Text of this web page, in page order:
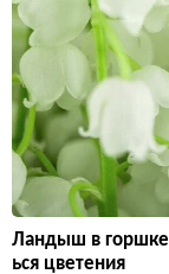
Ландыш в
ься цветения